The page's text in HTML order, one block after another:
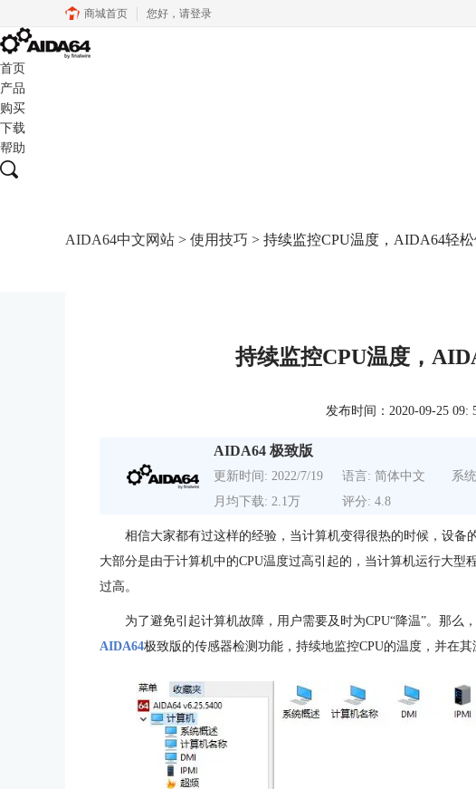
商城首页 您好， 请登录
首页
产品
购买
下载
帮助
AIDA64中文网站 > 使用技巧 > 持续监控CPU温度，AIDA64轻松
持续监控CPU温度，
发布时间：2020-09-25 09:
AIDA64 极致版
更新时间: 2022/7/19 语言: 简体中文
系
月均下载: 2.1万
评分: 4.8
相信大家都有过这样的经验，当计算机变得很热的时候，设备
大部分是由于计算机中的CPU温度过高引起的，当计算机运行大型
过高。
为了避免引起计算机故障，用户需要及时为CPU“降温”。那么
AIDA64极致版的传感器检测功能，持续地监控CPU的温度，并在其